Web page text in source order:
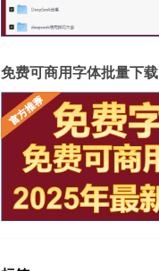
免费可商用字体批量下载